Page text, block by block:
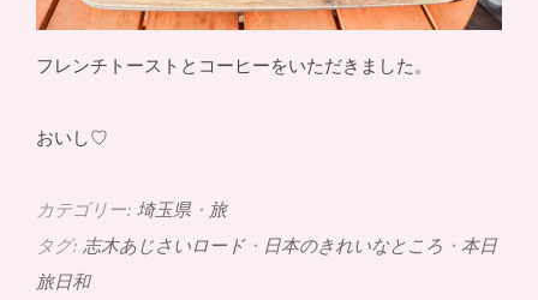
フレンチトーストとコーヒーをいただきました。
おいし♡
カテゴリー: 埼玉県・ 旅
タグ: 志木あじさいロード・ 日本のきれいなところ ・ 本日
旅日和